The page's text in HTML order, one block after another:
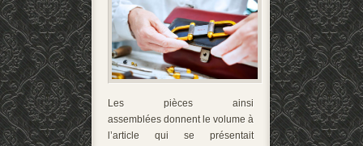
Les pièces ainsi
assemblées donnent le volume à
l’article qui se présentait